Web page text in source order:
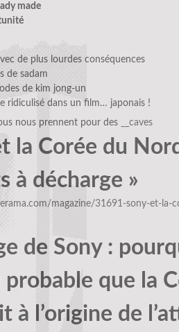
made
de plus lourdes conséquences
de sadam
de kim jong-un
ridiculisé dans un film… japonais !
nous prennent pour des
__caves
la Corée du
à décharge »
magazine/31691-sony-et-la-
de Sony :
que la
à l’origine de